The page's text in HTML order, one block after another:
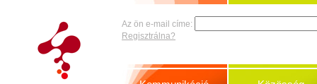
Az ön e-mail címe:
Regisztrálna?